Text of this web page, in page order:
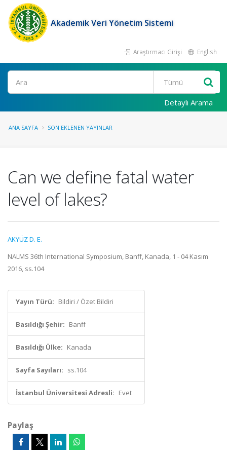
Akademik Veri Yönetim Sistemi
Araştırmacı Girişi English
Ara
Detaylı Arama
ANA SAYFA SON EKLENEN YAYINLAR
Can we define fatal water
level of lakes?
AKYÜZ D. E.
NALMS 36th International Symposium, Banff, Kanada, 1 - 04 Kasım
2016, ss.104
Yayın Türü: Bildiri / Özet Bildiri
Basıldığı Şehir: Banff
Basıldığı Ülke: Kanada
Sayfa Sayıları: ss.104
İstanbul Üniversitesi Adresli: Evet
Paylaş